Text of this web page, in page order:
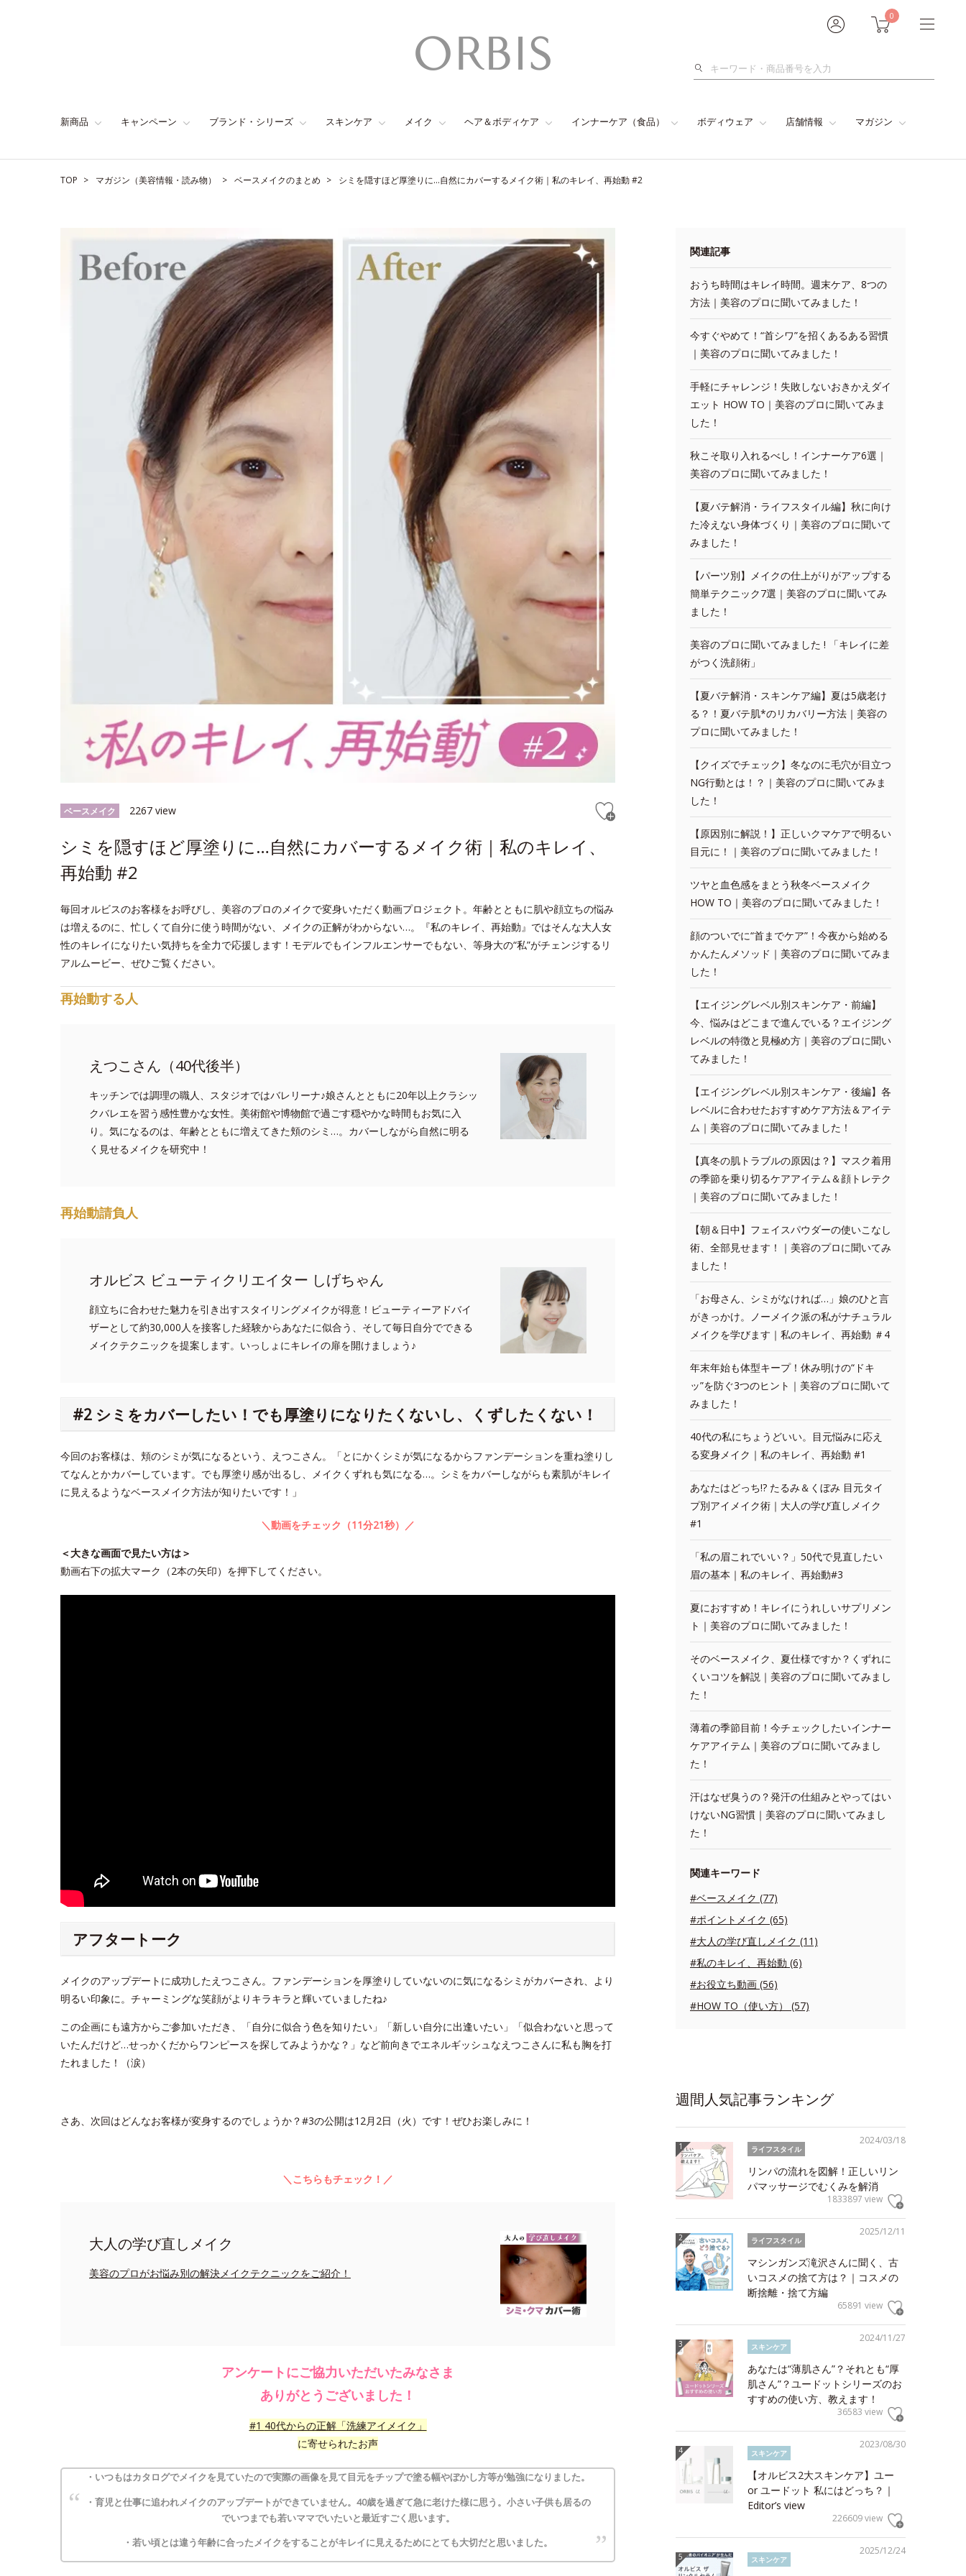
0
検
新商品 キャンペーン ブランド・シリーズ スキンケア メイク ヘア＆ボディケア インナーケア（食品） ボディウェア 店舗情報 マガジン
TOP マガジン（美容情報・読み物） ベースメイクのまとめ シミを隠すほど厚塗りに…自然にカバーするメイク術｜私のキレイ、再始動 #2
ベースメイク 2267 view
シミを隠すほど厚塗りに…自然にカバーするメイク術｜私のキレイ、
再始動 #2
毎回オルビスのお客様をお呼びし、美容のプロのメイクで変身いただく動画プロジェクト。年齢とともに肌や顔立ちの悩み
は増えるのに、忙しくて自分に使う時間がない、メイクの正解がわからない…。『私のキレイ、再始動』ではそんな大人女
性のキレイになりたい気持ちを全力で応援します！モデルでもインフルエンサーでもない、等身大の“私”がチェンジするリ
アルムービー、ぜひご覧ください。
再始動する人
えつこさん（40代後半）
キッチンでは調理の職人、スタジオではバレリーナ♪娘さんとともに20年以上クラシッ
クバレエを習う感性豊かな女性。美術館や博物館で過ごす穏やかな時間もお気に入
り。気になるのは、年齢とともに増えてきた頬のシミ…。カバーしながら自然に明る
く見せるメイクを研究中！
再始動請負人
オルビス ビューティクリエイター しげちゃん
顔立ちに合わせた魅力を引き出すスタイリングメイクが得意！ビューティーアドバイ
ザーとして約30,000人を接客した経験からあなたに似合う、そして毎日自分でできる
メイクテクニックを提案します。いっしょにキレイの扉を開けましょう♪
#2 シミをカバーしたい！でも厚塗りになりたくないし、くずしたくない！
今回のお客様は、頬のシミが気になるという、えつこさん。「とにかくシミが気になるからファンデーションを重ね塗りし
てなんとかカバーしています。でも厚塗り感が出るし、メイクくずれも気になる…。シミをカバーしながらも素肌がキレイ
に見えるようなベースメイク方法が知りたいです！」
＼動画をチェック（11分21秒）／
＜大きな画面で見たい方は＞
動画右下の拡大マーク（2本の矢印）を押下してください。
アフタートーク
メイクのアップデートに成功したえつこさん。ファンデーションを厚塗りしていないのに気になるシミがカバーされ、より
明るい印象に。チャーミングな笑顔がよりキラキラと輝いていましたね♪
この企画にも遠方からご参加いただき、「自分に似合う色を知りたい」「新しい自分に出逢いたい」「似合わないと思って
いたんだけど…せっかくだからワンピースを探してみようかな？」など前向きでエネルギッシュなえつこさんに私も胸を打
たれました！（涙）
さあ、次回はどんなお客様が変身するのでしょうか？#3の公開は12月2日（火）です！ぜひお楽しみに！
＼こちらもチェック！／
大人の学び直しメイク
美容のプロがお悩み別の解決メイクテクニックをご紹介！
アンケートにご協力いただいたみなさま
ありがとうございました！
#1 40代からの正解「洗練アイメイク」
に寄せられたお声
・いつもはカタログでメイクを見ていたので実際の画像を見て目元をチップで塗る幅やぼかし方等が勉強になりました。
・育児と仕事に追われメイクのアップデートができていません。40歳を過ぎて急に老けた様に思う。小さい子供も居るの
でいつまでも若いママでいたいと最近すごく思います。
・若い頃とは違う年齢に合ったメイクをすることがキレイに見えるためにとても大切だと思いました。
関連記事
おうち時間はキレイ時間。週末ケア、8つの
方法｜美容のプロに聞いてみました！
今すぐやめて！“首シワ”を招くあるある習慣
｜美容のプロに聞いてみました！
手軽にチャレンジ！失敗しないおきかえダイ
エット HOW TO｜美容のプロに聞いてみま
した！
秋こそ取り入れるべし！インナーケア6選｜
美容のプロに聞いてみました！
【夏バテ解消・ライフスタイル編】秋に向け
た冷えない身体づくり｜美容のプロに聞いて
みました！
【パーツ別】メイクの仕上がりがアップする
簡単テクニック7選｜美容のプロに聞いてみ
ました！
美容のプロに聞いてみました ! 「キレイに差
がつく洗顔術」
【夏バテ解消・スキンケア編】夏は5歳老け
る？！夏バテ肌*のリカバリー方法｜美容の
プロに聞いてみました！
【クイズでチェック】冬なのに毛穴が目立つ
NG行動とは！？｜美容のプロに聞いてみま
した！
【原因別に解説！】正しいクマケアで明るい
目元に！｜美容のプロに聞いてみました！
ツヤと血色感をまとう秋冬ベースメイク
HOW TO｜美容のプロに聞いてみました！
顔のついでに“首までケア”！今夜から始める
かんたんメソッド｜美容のプロに聞いてみま
した！
【エイジングレベル別スキンケア・前編】
今、悩みはどこまで進んでいる？エイジング
レベルの特徴と見極め方｜美容のプロに聞い
てみました！
【エイジングレベル別スキンケア・後編】各
レベルに合わせたおすすめケア方法＆アイテ
ム｜美容のプロに聞いてみました！
【真冬の肌トラブルの原因は？】マスク着用
の季節を乗り切るケアアイテム＆顔トレテク
｜美容のプロに聞いてみました！
【朝＆日中】フェイスパウダーの使いこなし
術、全部見せます！｜美容のプロに聞いてみ
ました！
「お母さん、シミがなければ…」娘のひと言
がきっかけ。ノーメイク派の私がナチュラル
メイクを学びます｜私のキレイ、再始動 ＃4
年末年始も体型キープ！休み明けの“ドキ
ッ”を防ぐ3つのヒント｜美容のプロに聞いて
みました！
40代の私にちょうどいい。目元悩みに応え
る変身メイク｜私のキレイ、再始動 #1
あなたはどっち!? たるみ＆くぼみ 目元タイ
プ別アイメイク術｜大人の学び直しメイク
#1
「私の眉これでいい？」50代で見直したい
眉の基本｜私のキレイ、再始動#3
夏におすすめ！キレイにうれしいサプリメン
ト｜美容のプロに聞いてみました！
そのベースメイク、夏仕様ですか？くずれに
くいコツを解説｜美容のプロに聞いてみまし
た！
薄着の季節目前！今チェックしたいインナー
ケアアイテム｜美容のプロに聞いてみまし
た！
汗はなぜ臭うの？発汗の仕組みとやってはい
けないNG習慣｜美容のプロに聞いてみまし
た！
関連キーワード
#ベースメイク (77)
#ポイントメイク (65)
#大人の学び直しメイク (11)
#私のキレイ、再始動 (6)
#お役立ち動画 (56)
#HOW TO（使い方） (57)
週間人気記事ランキング
2024/03/18
ライフスタイル
リンパの流れを図解！正しいリン
パマッサージでむくみを解消
1833897 view
2025/12/11
ライフスタイル
マシンガンズ滝沢さんに聞く、古
いコスメの捨て方は？｜コスメの
断捨離・捨て方編
65891 view
2024/11/27
スキンケア
あなたは“薄肌さん”？それとも“厚
肌さん”？ユードットシリーズのお
すすめの使い方、教えます！
36583 view
2023/08/30
スキンケア
【オルビス2大スキンケア】ユー
or ユードット 私にはどっち？｜
Editor’s view
226609 view
2025/12/24
スキンケア